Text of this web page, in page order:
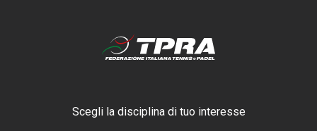
Scegli la disciplina di tuo interesse